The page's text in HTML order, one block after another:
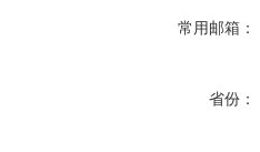
常用邮箱：
省份：